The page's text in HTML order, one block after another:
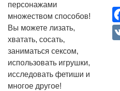
персонажами
множеством способов!
Вы можете лизать,
хватать, сосать,
заниматься сексом,
использовать игрушки,
исследовать фетиши и
многое другое!